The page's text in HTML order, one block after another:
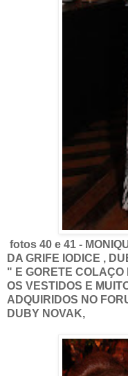
fotos 40 e 41 -
DA GRIFE IODICE ,
" E GORETE
OS VESTIDOS E
ADQUIRIDOS NO
DUBY NOVAK,